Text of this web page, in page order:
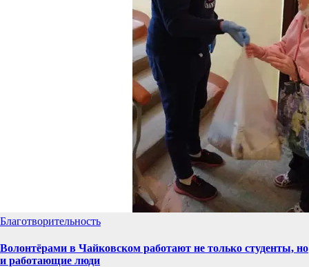
Благотворительность
Волонтёрами в Чайковском работают не только студенты, но
и работающие люди